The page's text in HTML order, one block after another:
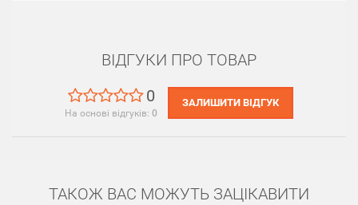
ВІДГУКИ ПРО ТОВАР
0
На основі відгуків: 0
ЗАЛИШИТИ ВІДГУК
ТАКОЖ ВАС МОЖУТЬ ЗАЦІКАВИТИ